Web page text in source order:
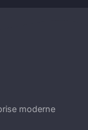
moderne